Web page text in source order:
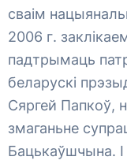
сваім
2006 г.
падтрымаць
беларускі
Сяргей Папкоў,
змаганьне
Бацькаўшчына.